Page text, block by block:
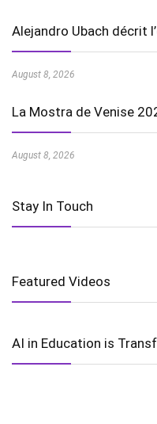
Alejandro Ubach décrit
August 8, 2026
La Mostra de Venise
August 8, 2026
Stay In Touch
Featured Videos
AI in Education is